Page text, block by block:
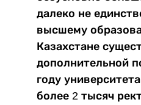
далеко не
высшему
Казахстане
дополнительной
году
более 2 тысяч